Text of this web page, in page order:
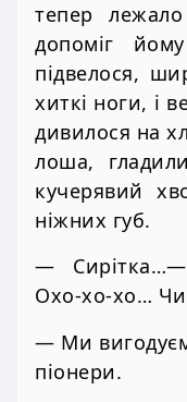
тепер
допоміг
підвелося,
хиткі ноги, і
дивилося на
лоша,
кучерявий
ніжних губ.
—
Охо-хо-хо…
— Ми
піонери.